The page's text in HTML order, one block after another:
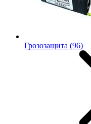
Грозозащита (96)